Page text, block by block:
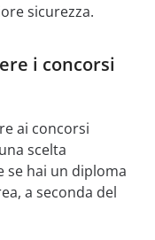
sicurezza.
i concorsi
ai concorsi
scelta
se hai un diploma
a seconda del